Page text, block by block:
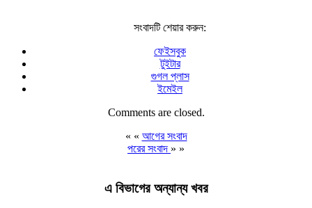
সংবাদটি শেয়ার করুন:
ফেইসবুক
টুইটার
গুগল প্লাস
ইমেইল
Comments are closed.
« « আগের সংবাদ
পরের সংবাদ » »
এ বিভাগের অন্যান্য খবর